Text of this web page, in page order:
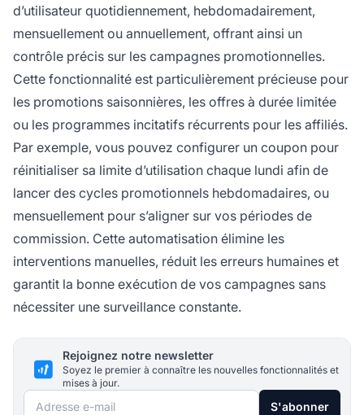
d’utilisateur quotidiennement, hebdomadairement,
mensuellement ou annuellement, offrant ainsi un
contrôle précis sur les campagnes promotionnelles.
Cette fonctionnalité est particulièrement précieuse pour
les promotions saisonnières, les offres à durée limitée
ou les programmes incitatifs récurrents pour les affiliés.
Par exemple, vous pouvez configurer un coupon pour
réinitialiser sa limite d’utilisation chaque lundi afin de
lancer des cycles promotionnels hebdomadaires, ou
mensuellement pour s’aligner sur vos périodes de
commission. Cette automatisation élimine les
interventions manuelles, réduit les erreurs humaines et
garantit la bonne exécution de vos campagnes sans
nécessiter une surveillance constante.
Rejoignez notre newsletter
Soyez le premier à connaître les nouvelles fonctionnalités et
mises à jour.
Adresse e-mail S'abonner